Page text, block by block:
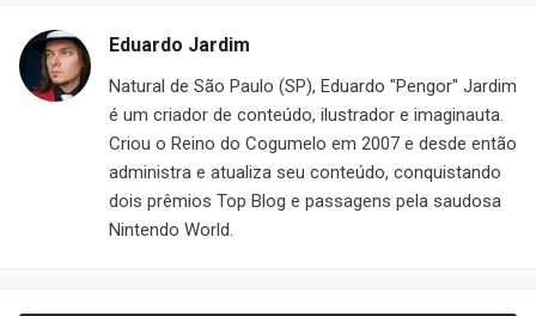
Eduardo Jardim
Natural de São Paulo (SP), Eduardo "Pengor" Jardim
é um criador de conteúdo, ilustrador e imaginauta.
Criou o Reino do Cogumelo em 2007 e desde então
administra e atualiza seu conteúdo, conquistando
dois prêmios Top Blog e passagens pela saudosa
Nintendo World.